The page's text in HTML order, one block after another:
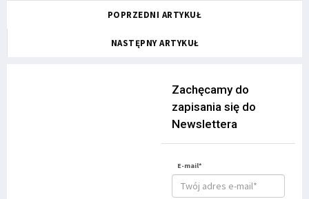
POPRZEDNI ARTYKUŁ
NASTĘPNY ARTYKUŁ
Zachęcamy do
zapisania się do
Newslettera
E-mail*